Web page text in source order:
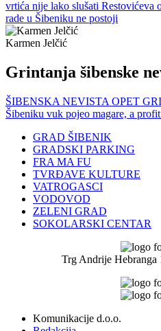
vrtića nije lako slušati Restovićeva
rade u Šibeniku ne postoji
Karmen Jelčić
Grintanja šibenske
ŠIBENSKA NEVISTA OPET
Šibeniku vuk pojeo magare, a
GRAD ŠIBENIK
GRADSKI PARKING
FRA MA FU
TVRĐAVE KULTURE
VATROGASCI
VODOVOD
ZELENI GRAD
SOKOLARSKI CENTAR
Trg Andrije Hebranga
Komunikacije d.o.o.